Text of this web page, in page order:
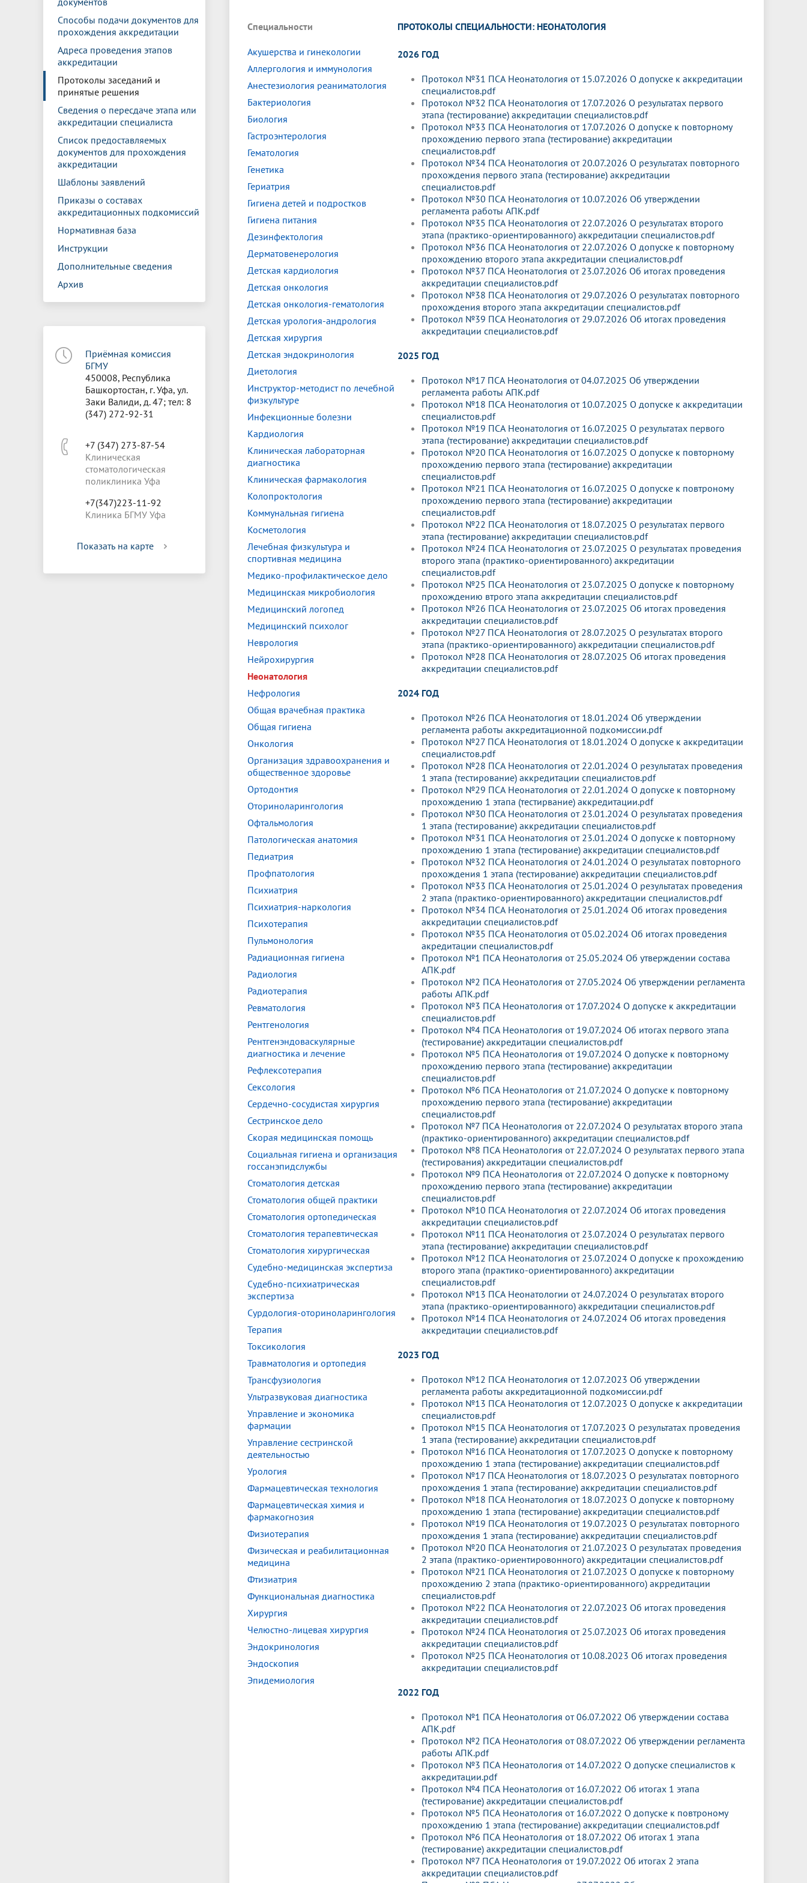
Электронный ящик доверия
БГМУ
организации
Абитуриенту
Обращение граждан Фотогалерея
Оплата банковской картой Реорганизация вуза
Трансформация университета
Эндаумент
Вопрос-ответ
Управление международной
деятельности
Федеральный аккредитационный
Научно-образовательный
«Нижневолжский»
Государственная итоговая аттестация
Информация для инвалидов и лиц с
ограниченными возможностями
здоровья
Информация для студентов Я-профессионал
Всероссийская студенческая
олимпиада по хирургии с
международным участием
Онлайн обучение
Социальная работа в системе
здравоохранения
Новые образовательные программы
Независимая оценка качества
Инновационные образовательные
проекты
Аккредитация специалиста
Наставничество в сфере
Итоги научно-исследовательской
работы
испытания, ЛЭК
Конференции и форумы
Лаборатории мегагранта Полезные интернет-ссылки
Проблемные научные комиссии
БГМУ в рейтингах университетов
Управление инновационной
деятельности
Публикационная активность
НИИ кардиологии
Институт урологии и клинической
онкологии
Репозиторий БГМУ Евразийский НОЦ Научная ординатура
Санаторий-профилакторий БГМУ
Совет обучающихся
Ассоциация выпускников Работа музеев на кафедрах
Выпускники БГМУ – ветераны ВОВ
Золотой фонд БГМУ
Медиа центр БГМУ - ВУЗ здорового образа жизни
Университету 90 лет Университету 85 лет
Празднование 75-летия Победы в
Великой Отечественной войне
Штаб студенческих отрядов БГМУ
Первичное отделение «Движение
Первых» БГМУ
Альманах "Исторический вестник" «МЕДМОЛ»
Способы подачи документов для
прохождения аккредитации
Адреса проведения этапов
аккредитации
Протоколы заседаний и
принятые решения
Сведения о пересдаче этапа или
аккредитации специалиста
Список предоставляемых
документов для прохождения
аккредитации
Шаблоны заявлений
Приказы о составах
аккредитационных подкомиссий
Нормативная база
Инструкции
Дополнительные сведения
Архив
Приёмная комиссия
БГМУ
450008, Республика
Башкортостан, г. Уфа, ул.
Заки Валиди, д. 47; тел: 8
(347) 272-92-31
+7 (347) 273-87-54
Клиническая
стоматологическая
поликлиника Уфа
+7(347)223-11-92
Клиника БГМУ Уфа
Показать на карте
Специальности
Акушерства и гинекологии
Аллергология и иммунология
Анестезиология реаниматология
Бактериология
Биология
Гастроэнтерология
Гематология
Генетика
Гериатрия
Гигиена детей и подростков
Гигиена питания
Дезинфектология
Дерматовенерология
Детская кардиология
Детская онкология
Детская онкология-гематология
Детская урология-андрология
Детская хирургия
Детская эндокринология
Диетология
Инструктор-методист по лечебной
физкультуре
Инфекционные болезни
Кардиология
Клиническая лабораторная
диагностика
Клиническая фармакология
Колопроктология
Коммунальная гигиена
Косметология
Лечебная физкультура и
спортивная медицина
Медико-профилактическое дело
Медицинская микробиология
Медицинский логопед
Медицинский психолог
Неврология
Нейрохирургия
Неонатология
Нефрология
Общая врачебная практика
Общая гигиена
Онкология
Организация здравоохранения и
общественное здоровье
Ортодонтия
Оториноларингология
Офтальмология
Патологическая анатомия
Педиатрия
Профпатология
Психиатрия
Психиатрия-наркология
Психотерапия
Пульмонология
Радиационная гигиена
Радиология
Радиотерапия
Ревматология
Рентгенология
Рентгенэндоваскулярные
диагностика и лечение
Рефлексотерапия
Сексология
Сердечно-сосудистая хирургия
Сестринское дело
Скорая медицинская помощь
Социальная гигиена и организация
госсанэпидслужбы
Стоматология детская
Стоматология общей практики
Стоматология ортопедическая
Стоматология терапевтическая
Стоматология хирургическая
Судебно-медицинская экспертиза
Судебно-психиатрическая
экспертиза
Сурдология-оториноларингология
Терапия
Токсикология
Травматология и ортопедия
Трансфузиология
Ультразвуковая диагностика
Управление и экономика
фармации
Управление сестринской
деятельностью
Урология
Фармацевтическая технология
Фармацевтическая химия и
фармакогнозия
Физиотерапия
Физическая и реабилитационная
медицина
Фтизиатрия
Функциональная диагностика
Хирургия
Челюстно-лицевая хирургия
Эндокринология
Эндоскопия
Эпидемиология
ПРОТОКОЛЫ СПЕЦИАЛЬНОСТИ: НЕОНАТОЛОГИЯ
2026 ГОД
Протокол №31 ПСА Неонатология от 15.07.2026 О допуске к аккредитации
специалистов.pdf
Протокол №32 ПСА Неонатология от 17.07.2026 О результатах первого
этапа (тестирование) аккредитации специалистов.pdf
Протокол №33 ПСА Неонатология от 17.07.2026 О допуске к повторному
прохождению первого этапа (тестирование) аккредитации
специалистов.pdf
Протокол №34 ПСА Неонатология от 20.07.2026 О результатах повторного
прохождения первого этапа (тестирование) аккредитации
специалистов.pdf
Протокол №30 ПСА Неонатология от 10.07.2026 Об утверждении
регламента работы АПК.pdf
Протокол №35 ПСА Неонатология от 22.07.2026 О результатах второго
этапа (практико-ориентированного) аккредитации специалистов.pdf
Протокол №36 ПСА Неонатология от 22.07.2026 О допуске к повторному
прохождению второго этапа аккредитации специалистов.pdf
Протокол №37 ПСА Неонатология от 23.07.2026 Об итогах проведения
аккредитации специалистов.pdf
Протокол №38 ПСА Неонатология от 29.07.2026 О результатах повторного
прохождения второго этапа аккредитации специалистов.pdf
Протокол №39 ПСА Неонатология от 29.07.2026 Об итогах проведения
аккредитации специалистов.pdf
2025 ГОД
Протокол №17 ПСА Неонатология от 04.07.2025 Об утверждении
регламента работы АПК.pdf
Протокол №18 ПСА Неонатология от 10.07.2025 О допуске к аккредитации
специалистов.pdf
Протокол №19 ПСА Неонатология от 16.07.2025 О результатах первого
этапа (тестирование) аккредитации специалистов.pdf
Протокол №20 ПСА Неонатология от 16.07.2025 О допуске к повторному
прохождению первого этапа (тестирование) аккредитации
специалистов.pdf
Протокол №21 ПСА Неонатология от 16.07.2025 О допуске к повтроному
прохождению первого этапа (тестирование) аккредитации
специалистов.pdf
Протокол №22 ПСА Неонатология от 18.07.2025 О результатах первого
этапа (тестирование) аккредитации специалистов.pdf
Протокол №24 ПСА Неонатология от 23.07.2025 О результатах проведения
второго этапа (практико-ориентированного) аккредитации
специалистов.pdf
Протокол №25 ПСА Неонатология от 23.07.2025 О допуске к повторному
прохождению втрого этапа аккредитации специалистов.pdf
Протокол №26 ПСА Неонатология от 23.07.2025 Об итогах проведения
аккредитации специалистов.pdf
Протокол №27 ПСА Неонатология от 28.07.2025 О результатах второго
этапа (практико-ориентированного) аккредитации специалистов.pdf
Протокол №28 ПСА Неонатология от 28.07.2025 Об итогах проведения
аккредитации специалистов.pdf
2024 ГОД
Протокол №26 ПСА Неонатология от 18.01.2024 Об утверждении
регламента работы аккредитационной подкомиссии.pdf
Протокол №27 ПСА Неонатология от 18.01.2024 О допуске к аккредитации
специалистов.pdf
Протокол №28 ПСА Неонатология от 22.01.2024 О результатах проведения
1 этапа (тестирование) аккредитации специалистов.pdf
Протокол №29 ПСА Неонатология от 22.01.2024 О допуске к повторному
прохождению 1 этапа (тестирвание) аккредитации.pdf
Протокол №30 ПСА Неонатология от 23.01.2024 О результатах проведения
1 этапа (тестирование) аккредитации специалистов.pdf
Протокол №31 ПСА Неонатология от 23.01.2024 О допуске к повторному
прохождению 1 этапа (тестирование) аккредитации специалистов.pdf
Протокол №32 ПСА Неонатология от 24.01.2024 О результатах повторного
прохождения 1 этапа (тестирование) аккредитации специалистов.pdf
Протокол №33 ПСА Неонатология от 25.01.2024 О результатах проведения
2 этапа (практико-ориентированного) аккредитации специалистов.pdf
Протокол №34 ПСА Неонатология от 25.01.2024 Об итогах проведения
аккредитации специалистов.pdf
Протокол №35 ПСА Неонатология от 05.02.2024 Об итогах проведения
акредитации специалистов.pdf
Протокол №1 ПСА Неонатология от 25.05.2024 Об утверждении состава
АПК.pdf
Протокол №2 ПСА Неонатология от 27.05.2024 Об утверждении регламента
работы АПК.pdf
Протокол №3 ПСА Неонатология от 17.07.2024 О допуске к аккредитации
специалистов.pdf
Протокол №4 ПСА Неонатология от 19.07.2024 Об итогах первого этапа
(тестирование) аккредитации специалистов.pdf
Протокол №5 ПСА Неонатология от 19.07.2024 О допуске к повторному
прохождению первого этапа (тестирование) аккредитации
специалистов.pdf
Протокол №6 ПСА Неонатология от 21.07.2024 О допуске к повторному
прохождению первого этапа (тестирование) аккредитации
специалистов.pdf
Протокол №7 ПСА Неонатология от 22.07.2024 О результатах второго этапа
(практико-ориентированного) аккредитации специалистов.pdf
Протокол №8 ПСА Неонатология от 22.07.2024 О результатах первого этапа
(тестирования) аккредитации специалистов.pdf
Протокол №9 ПСА Неонатология от 22.07.2024 О допуске к повторному
прохождению первого этапа (тестирование) аккредитации
специалистов.pdf
Протокол №10 ПСА Неонатология от 22.07.2024 Об итогах проведения
аккредитации специалистов.pdf
Протокол №11 ПСА Неонатология от 23.07.2024 О результатах первого
этапа (тестирование) аккредитации специалистов.pdf
Протокол №12 ПСА Неонатология от 23.07.2024 О допуске к прохождению
второго этапа (практико-ориентированного) аккредитации
специалистов.pdf
Протокол №13 ПСА Неонатологии от 24.07.2024 О результатах второго
этапа (практико-ориентированного) аккредитации специалистов.pdf
Протокол №14 ПСА Неонатология от 24.07.2024 Об итогах проведения
аккредитации специалистов.pdf
2023 ГОД
Протокол №12 ПСА Неонатология от 12.07.2023 Об утверждении
регламента работы аккредитационной подкомиссии.pdf
Протокол №13 ПСА Неонатология от 12.07.2023 О допуске к аккредитации
специалистов.pdf
Протокол №15 ПСА Неонатология от 17.07.2023 О результатах проведения
1 этапа (тестирование) аккредитации специалистов.pdf
Протокол №16 ПСА Неонатология от 17.07.2023 О допуске к повторному
прохождению 1 этапа (тестирование) аккредитации специалистов.pdf
Протокол №17 ПСА Неонатология от 18.07.2023 О результатах повторного
прохождения 1 этапа (тестирование) аккредитации специалистов.pdf
Протокол №18 ПСА Неонатология от 18.07.2023 О допуске к повторному
прохождению 1 этапа (тестирование) аккредитации специалистов.pdf
Протокол №19 ПСА Неонатология от 19.07.2023 О результатах повторного
прохождения 1 этапа (тестирование) аккредитации специалистов.pdf
Протокол №20 ПСА Неонатология от 21.07.2023 О результатах проведения
2 этапа (практико-ориентировонного) аккредитации специалистов.pdf
Протокол №21 ПСА Неонатология от 21.07.2023 О допуске к повторному
прохождению 2 этапа (практико-ориентированного) акрредитации
специалистов.pdf
Протокол №22 ПСА Неонатология от 22.07.2023 Об итогах проведения
аккредитации специалистов.pdf
Протокол №24 ПСА Неонатология от 25.07.2023 Об итогах проведения
аккредитации специалистов.pdf
Протокол №25 ПСА Неонатология от 10.08.2023 Об итогах проведения
аккредитации специалистов.pdf
2022 ГОД
Протокол №1 ПСА Неонатология от 06.07.2022 Об утверждении состава
АПК.pdf
Протокол №2 ПСА Неонатология от 08.07.2022 Об утверждении регламента
работы АПК.pdf
Протокол №3 ПСА Неонатология от 14.07.2022 О допуске специалистов к
аккредитации.pdf
Протокол №4 ПСА Неонатология от 16.07.2022 Об итогах 1 этапа
(тестирование) аккредитации специалистов.pdf
Протокол №5 ПСА Неонатология от 16.07.2022 О допуске к повтроному
прохождению 1 этапа (тестирование) аккредитации специалистов.pdf
Протокол №6 ПСА Неонатология от 18.07.2022 Об итогах 1 этапа
(тестирование) аккредитации специалистов.pdf
Протокол №7 ПСА Неонатология от 19.07.2022 Об итогах 2 этапа
аккредитации специалистов.pdf